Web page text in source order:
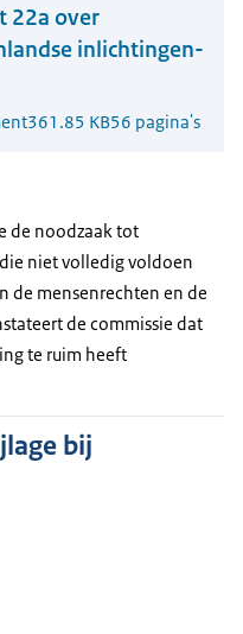
22a over
inlichtingen-
361.85 KB56 pagina's
de noodzaak tot
niet volledig voldoen
de mensenrechten en de
de commissie dat
te ruim heeft
bij